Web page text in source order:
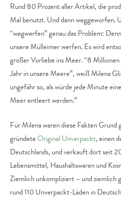
Rund 80 Prozent aller Artikel, die
Mal benutzt. Und dann weggeworfen.
“wegwerfen” genau das Problem: Denn
unsere Mülleimer werfen. Es wird
großer Vorliebe ins Meer. “8 Millionen
Jahr in unsere Meere”, weiß Milena
ungefähr so, als würde jede Minute
Meer entleert werden.”
Für Milena waren diese Fakten Grund
gründeteOriginal Unverpackt, einen
Deutschlands, und verkauft dort seit
Lebensmittel, Haushaltswaren und
Ziemlich unkompliziert – und ziemlich
rund 110 Unverpackt-Läden in